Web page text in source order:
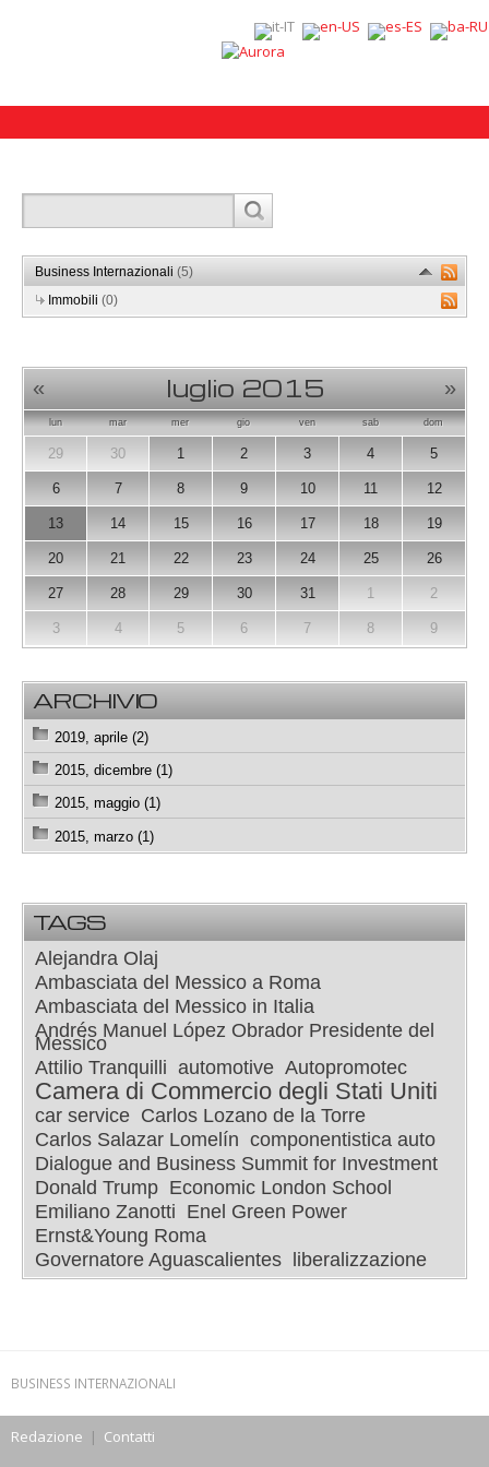
Business Internazionali (5)
Immobili (0)
« luglio 2015 »
lun mar mer gio ven sab dom
29 30 1 2 3 4 5
6 7 8 9 10 11 12
13 14 15 16 17 18 19
20 21 22 23 24 25 26
27 28 29 30 31 1 2
3 4 5 6 7 8 9
ARCHIVIO
2019, aprile (2)
2015, dicembre (1)
2015, maggio (1)
2015, marzo (1)
TAGS
Alejandra Olaj
Ambasciata del Messico a Roma
Ambasciata del Messico in Italia
Andrés Manuel López Obrador Presidente del
Messico
Attilio Tranquilli automotive Autopromotec
Camera di Commercio degli Stati Uniti
car service Carlos Lozano de la Torre
Carlos Salazar Lomelín componentistica auto
Dialogue and Business Summit for Investment
Donald Trump Economic London School
Emiliano Zanotti Enel Green Power
Ernst&Young Roma
Governatore Aguascalientes
liberalizzazione
BUSINESS INTERNAZIONALI
Redazione | Contatti